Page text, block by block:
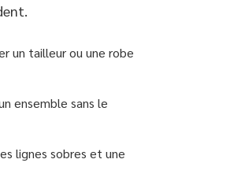
un tailleur ou une robe
ensemble sans le
lignes sobres et une